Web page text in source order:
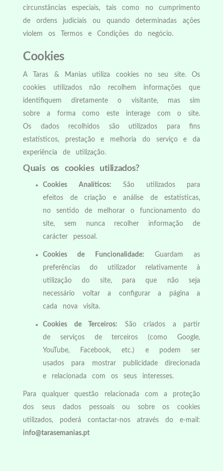
circunstâncias especiais, tais como no cumprimento
de ordens judiciais ou quando determinadas ações
violem os Termos e Condições do negócio.
Cookies
A Taras & Manias utiliza cookies no seu site. Os
cookies utilizados não recolhem informações que
identifiquem diretamente o visitante, mas sim
sobre a forma como este interage com o site.
Os dados recolhidos são utilizados para fins
estatísticos, prestação e melhoria do serviço e da
experiência de utilização.
Quais os cookies utilizados?
Cookies Analíticos: São utilizados para
efeitos de criação e análise de estatísticas,
no sentido de melhorar o funcionamento do
site, sem nunca recolher informação de
carácter pessoal.
Cookies de Funcionalidade: Guardam as
preferências do utilizador relativamente à
utilização do site, para que não seja
necessário voltar a configurar a página a
cada nova visita.
Cookies de Terceiros: São criados a partir
de serviços de terceiros (como Google,
YouTube, Facebook, etc.) e podem ser
usados para mostrar publicidade direcionada
e relacionada com os seus interesses.
Para qualquer questão relacionada com a proteção
dos seus dados pessoais ou sobre os cookies
utilizados, poderá contactar-nos através do e-mail:
info@tarasemanias.pt